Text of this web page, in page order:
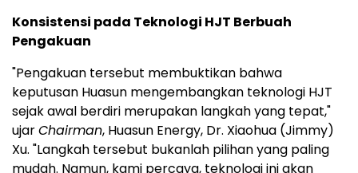
Konsistensi pada Teknologi HJT Berbuah
Pengakuan
"Pengakuan tersebut membuktikan bahwa
keputusan Huasun mengembangkan teknologi HJT
sejak awal berdiri merupakan langkah yang tepat,"
ujarChairman, Huasun Energy, Dr. Xiaohua (Jimmy)
Xu. "Langkah tersebut bukanlah pilihan yang paling
mudah. Namun, kami percaya, teknologi ini akan